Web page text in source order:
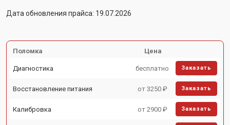
Дата обновления прайса: 19.07.2026
Поломка Цена
Диагностика бесплатно Заказать
Восстановление питания от 3250 ₽ Заказать
Калибровка от 2900 ₽ Заказать